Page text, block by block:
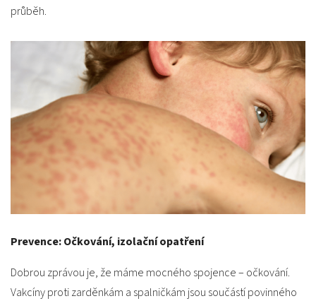
průběh.
Prevence: Očkování, izolační opatření
Dobrou zprávou je, že máme mocného spojence – očkování.
Vakcíny proti zarděnkám a spalničkám jsou součástí povinného